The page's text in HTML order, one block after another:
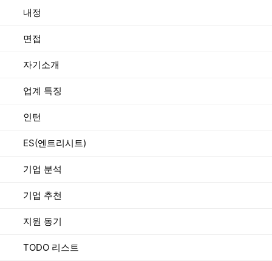
내정
면접
자기소개
업계 특징
인턴
ES(엔트리시트)
기업 분석
기업 추천
지원 동기
TODO 리스트